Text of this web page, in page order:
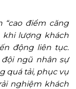
“cao điểm căng
khi lượng khách
động liên tục.
ngũ nhân sự
quá tải, phục vụ
nghiệm khách